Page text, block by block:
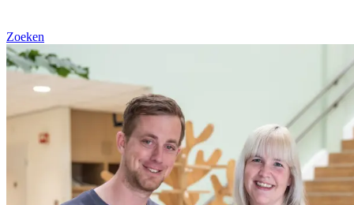
Zoeken